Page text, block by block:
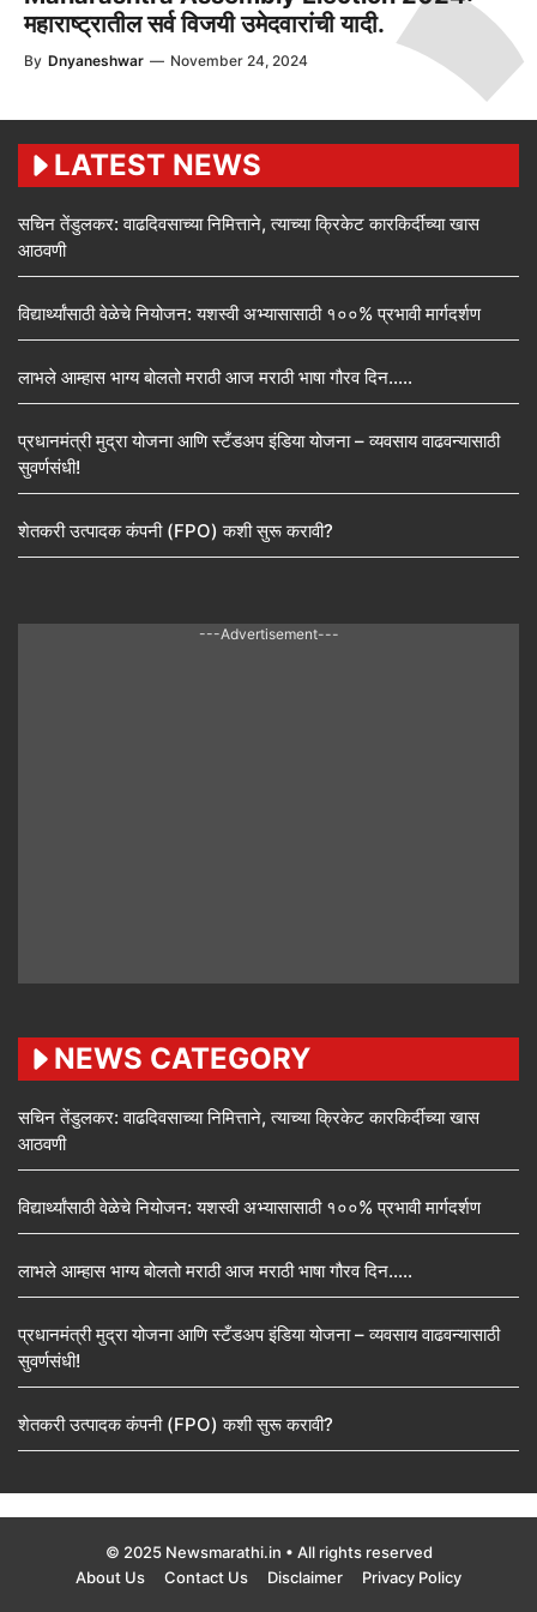
महाराष्ट्रातील सर्व विजयी उमेदवारांची यादी.
By Dnyaneshwar — November 24, 2024
LATEST NEWS
सचिन तेंडुलकर: वाढदिवसाच्या निमित्ताने, त्याच्या क्रिकेट कारकिर्दीच्या खास
आठवणी
विद्यार्थ्यांसाठी वेळेचे नियोजन: यशस्वी अभ्यासासाठी १००% प्रभावी मार्गदर्शण
लाभले आम्हास भाग्य बोलतो मराठी आज मराठी भाषा गौरव दिन…..
प्रधानमंत्री मुद्रा योजना आणि स्टँडअप इंडिया योजना – व्यवसाय वाढवन्यासाठी
सुवर्णसंधी!
शेतकरी उत्पादक कंपनी (FPO) कशी सुरू करावी?
---Advertisement---
NEWS CATEGORY
सचिन तेंडुलकर: वाढदिवसाच्या निमित्ताने, त्याच्या क्रिकेट कारकिर्दीच्या खास
आठवणी
विद्यार्थ्यांसाठी वेळेचे नियोजन: यशस्वी अभ्यासासाठी १००% प्रभावी मार्गदर्शण
लाभले आम्हास भाग्य बोलतो मराठी आज मराठी भाषा गौरव दिन…..
प्रधानमंत्री मुद्रा योजना आणि स्टँडअप इंडिया योजना – व्यवसाय वाढवन्यासाठी
सुवर्णसंधी!
शेतकरी उत्पादक कंपनी (FPO) कशी सुरू करावी?
© 2025 Newsmarathi.in • All rights reserved
About Us
Contact Us Disclaimer Privacy Policy